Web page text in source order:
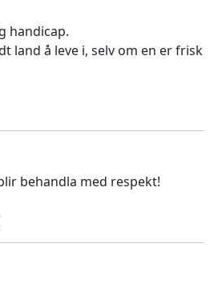
handicap.
land å leve i, selv om en er frisk
behandla med respekt!